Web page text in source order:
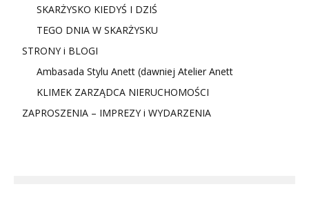
SKARŻYSKO KIEDYŚ I DZIŚ
TEGO DNIA W SKARŻYSKU
STRONY i BLOGI
Ambasada Stylu Anett (dawniej Atelier Anett
KLIMEK ZARZĄDCA NIERUCHOMOŚCI
ZAPROSZENIA – IMPREZY i WYDARZENIA